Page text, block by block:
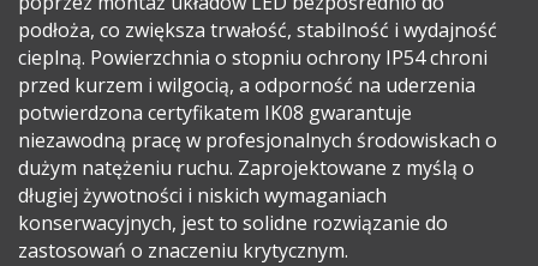
podłoża, co zwiększa trwałość, stabilność i wydajność
cieplną. Powierzchnia o stopniu ochrony IP54 chroni
przed kurzem i wilgocią, a odporność na uderzenia
potwierdzona certyfikatem IK08 gwarantuje
niezawodną pracę w profesjonalnych środowiskach o
dużym natężeniu ruchu. Zaprojektowane z myślą o
długiej żywotności i niskich wymaganiach
konserwacyjnych, jest to solidne rozwiązanie do
zastosowań o znaczeniu krytycznym.